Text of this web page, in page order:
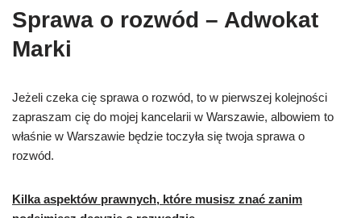
Sprawa o rozwód – Adwokat
Marki
Jeżeli czeka cię sprawa o rozwód, to w pierwszej kolejności
zapraszam cię do mojej kancelarii w Warszawie, albowiem to
właśnie w Warszawie będzie toczyła się twoja sprawa o
rozwód.
Kilka aspektów prawnych, które musisz znać zanim